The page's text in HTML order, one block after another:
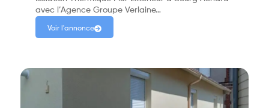
avec l’Agence Groupe Verlaine…
Voir l'annonce